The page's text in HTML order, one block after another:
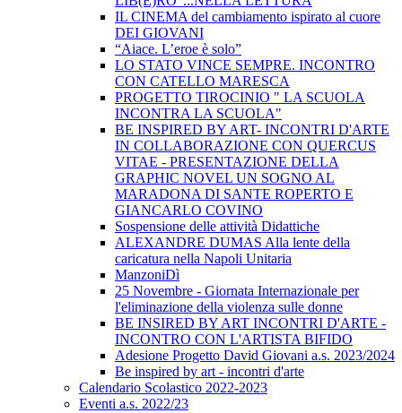
IL CINEMA del cambiamento ispirato al cuore
DEI GIOVANI
“Aiace. L’eroe è solo”
LO STATO VINCE SEMPRE. INCONTRO
CON CATELLO MARESCA
PROGETTO TIROCINIO " LA SCUOLA
INCONTRA LA SCUOLA"
BE INSPIRED BY ART- INCONTRI D'ARTE
IN COLLABORAZIONE CON QUERCUS
VITAE - PRESENTAZIONE DELLA
GRAPHIC NOVEL UN SOGNO AL
MARADONA DI SANTE ROPERTO E
GIANCARLO COVINO
Sospensione delle attività Didattiche
ALEXANDRE DUMAS Alla lente della
caricatura nella Napoli Unitaria
ManzoniDì
25 Novembre - Giornata Internazionale per
l'eliminazione della violenza sulle donne
BE INSIRED BY ART INCONTRI D'ARTE -
INCONTRO CON L'ARTISTA BIFIDO
Adesione Progetto David Giovani a.s. 2023/2024
Be inspired by art - incontri d'arte
Calendario Scolastico 2022-2023
Eventi a.s. 2022/23